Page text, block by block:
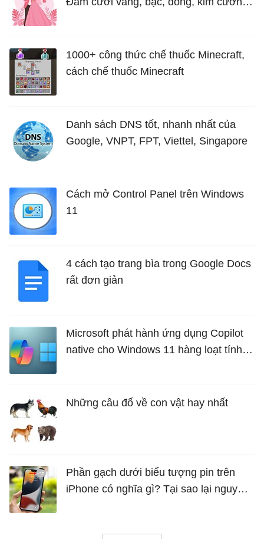
1000+ công thức chế thuốc Minecraft,
cách chế thuốc Minecraft
Danh sách DNS tốt, nhanh nhất của
Google, VNPT, FPT, Viettel, Singapore
Cách mở Control Panel trên Windows
11
4 cách tạo trang bìa trong Google Docs
rất đơn giản
Microsoft phát hành ứng dụng Copilot
native cho Windows 11 hàng loạt tính
Những câu đố về con vật hay nhất
Phần gạch dưới biểu tượng pin trên
iPhone có nghĩa gì? Tại sao lại nguy